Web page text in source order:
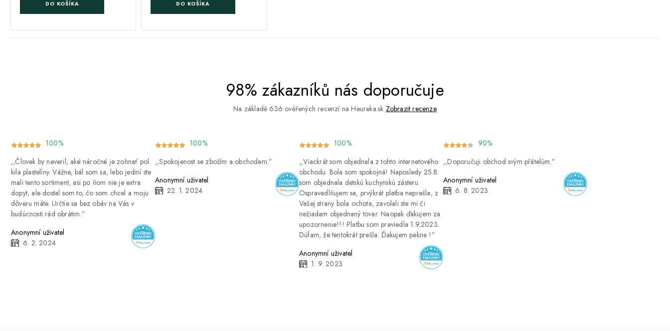
DO KOŠÍKA DO KOŠÍKA
98% zákazníků nás doporučuje
Na základě 636 ověřených recenzí na Heureka.sk Zobrazit recenze
100%
Človek by neveril, aké náročné je zohnať pol
kila plastelíny. Vážne, bál som sa, lebo jediní ste
mali tento sortiment, asi po ňom nie je extra
dopyt, ale dostal som to, čo som chcel a moju
dôveru máte. Určtie sa bez obáv na Vás v
budúcnosti rád obrátim.
Anonymní uživatel
6. 2. 2024
100%
Spokojenost se zbožím a obchodem.
Anonymní uživatel
22. 1. 2024
100%
Viackrát som objednala z tohto internetového
obchodu. Bola som spokojná! Naposledy 25.8.
som objednala detskú kuchynskú zásteru.
Ospravedlňujem sa, prvýkrát platba neprešla, z
Vašej strany bola ochota, zavolali ste mi či
nežiadam objednaný tovar. Naopak ďakujem za
upozornenie!!! Platbu som previedla 1.9.2023.
Dúfam, že tentokrát prešla. Ďakujem pekne !
Anonymní uživatel
1. 9. 2023
90%
Doporučuji obchod svým přátelům.
Anonymní uživatel
6. 8. 2023